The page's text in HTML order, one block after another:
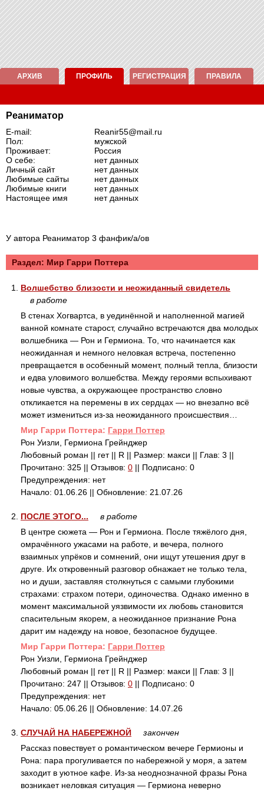
АРХИВ ПРОФИЛЬ РЕГИСТРАЦИЯ ПРАВИЛА
Реаниматор
E-mail:
Reanir55@mail.ru
Пол:
мужской
Проживает:
Россия
О себе:
нет данных
Личный сайт
нет данных
Любимые сайты
нет данных
Любимые книги
нет данных
Настоящее имя
нет данных
У автора Реаниматор 3 фанфик/а/ов
Раздел: Mир Гарри Поттера
1. Волшебство близости и неожиданный свидетель
в работе
В стенах Хогвартса, в уединённой и наполненной магией
ванной комнате старост, случайно встречаются два молодых
волшебника — Рон и Гермиона. То, что начинается как
неожиданная и немного неловкая встреча, постепенно
превращается в особенный момент, полный тепла, близости
и едва уловимого волшебства. Между героями вспыхивают
новые чувства, а окружающее пространство словно
откликается на перемены в их сердцах — но внезапно всё
может измениться из‑за неожиданного происшествия…
Mир Гарри Поттера: Гарри Поттер
Рон Уизли, Гермиона Грейнджер
Любовный роман || гет || R || Размер: макси || Глав: 3 ||
Прочитано: 325 || Отзывов: 0 || Подписано: 0
Предупреждения: нет
Начало: 01.06.26 || Обновление: 21.07.26
2. ПОСЛЕ ЭТОГО...
в работе
В центре сюжета — Рон и Гермиона. После тяжёлого дня,
омрачённого ужасами на работе, и вечера, полного
взаимных упрёков и сомнений, они ищут утешения друг в
друге. Их откровенный разговор обнажает не только тела,
но и души, заставляя столкнуться с самыми глубокими
страхами: страхом потери, одиночества. Однако именно в
момент максимальной уязвимости их любовь становится
спасительным якорем, а неожиданное признание Рона
дарит им надежду на новое, безопасное будущее.
Mир Гарри Поттера: Гарри Поттер
Рон Уизли, Гермиона Грейнджер
Любовный роман || гет || R || Размер: макси || Глав: 3 ||
Прочитано: 247 || Отзывов: 0 || Подписано: 0
Предупреждения: нет
Начало: 05.06.26 || Обновление: 14.07.26
3. СЛУЧАЙ НА НАБЕРЕЖНОЙ
закончен
Рассказ повествует о романтическом вечере Гермионы и
Рона: пара прогуливается по набережной у моря, а затем
заходит в уютное кафе. Из‑за неоднозначной фразы Рона
возникает неловкая ситуация — Гермиона неверно